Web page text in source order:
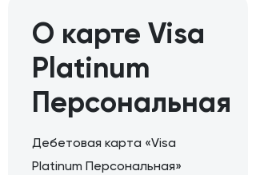
О карте Visa
Platinum
Персональная
Дебетовая карта «Visa
Platinum Персональная»